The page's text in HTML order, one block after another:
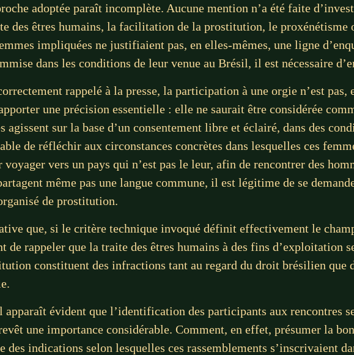
adoptée paraît incomplète. Aucune mention n’a été faite
des êtres humains, la facilitation de la prostitution, le proxénétisme
impliquées ne justifiaient pas, en elles-mêmes, une ligne
dans les conditions de leur venue au Brésil, il est nécessaire
rappelé à la presse, la participation à une orgie n’est pas,
une précision essentielle : elle ne saurait être considérée
agissent sur la base d’un consentement libre et éclairé, dans des
de réfléchir aux circonstances concrètes dans lesquelles ces
vers un pays qui n’est pas le leur, afin de rencontrer des
même pas une langue commune, il est légitime de se
de prostitution.
que, si le critère technique invoqué définit effectivement le
rappeler que la traite des êtres humains à des fins d’exploitation
constituent des infractions tant au regard du droit brésilien que
évident que l’identification des participants aux rencontres
une importance considérable. Comment, en effet, présumer la
indications selon lesquelles ces rassemblements s’inscrivaient